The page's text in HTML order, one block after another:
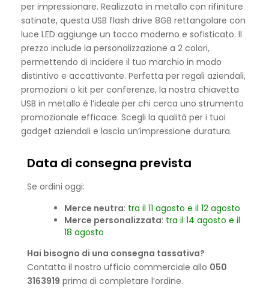
per impressionare. Realizzata in metallo con rifiniture
satinate, questa USB flash drive 8GB rettangolare con
luce LED aggiunge un tocco moderno e sofisticato. Il
prezzo include la personalizzazione a 2 colori,
permettendo di incidere il tuo marchio in modo
distintivo e accattivante. Perfetta per regali aziendali,
promozioni o kit per conferenze, la nostra chiavetta
USB in metallo è l’ideale per chi cerca uno strumento
promozionale efficace. Scegli la qualità per i tuoi
gadget aziendali e lascia un’impressione duratura.
Data di consegna prevista
Se ordini oggi:
Merce neutra: tra il 11 agosto e il 12 agosto
Merce personalizzata: tra il 14 agosto e il
18 agosto
Hai bisogno di una consegna tassativa?
Contatta il nostro ufficio commerciale allo 050
3163919 prima di completare l’ordine.